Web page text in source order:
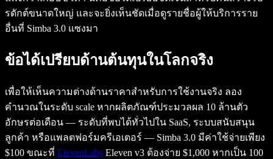
รดักต์ขนาดใหญ่ และจะยิ่งเห็นชัดเมื่อดูรายชื่อผู้ให้บริการราย
อื่นที่ Simba 3.0 แซงมา
ข้อได้เปรียบด้านต้นทุนในโลกจริง
เพื่อให้เห็นความต่างด้านราคาสำหรับการใช้งานจริง ลอง
คำนวณในระดับ scale หากผลิตภัณฑ์ประมวลผล 10 ล้านตัว
อักษรต่อเดือน — ระดับที่พบได้ทั่วไปใน SaaS, ระบบสนับสนุน
ลูกค้า หรือแพลตฟอร์มครีเอเตอร์ — Simba 3.0 มีค่าใช้จ่ายเพียง
$100 ขณะที่ ElevenLabs Eleven v3 ต้องจ่าย $1,000 หากเป็น 100